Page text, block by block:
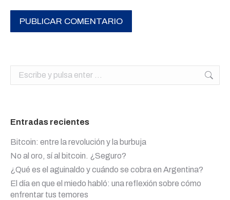
PUBLICAR COMENTARIO
Buscar:
Entradas recientes
Bitcoin: entre la revolución y la burbuja
No al oro, sí al bitcoin. ¿Seguro?
¿Qué es el aguinaldo y cuándo se cobra en Argentina?
El día en que el miedo habló: una reflexión sobre cómo
enfrentar tus temores